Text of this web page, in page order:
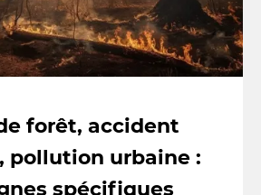
forêt, accident
pollution urbaine :
spécifiques